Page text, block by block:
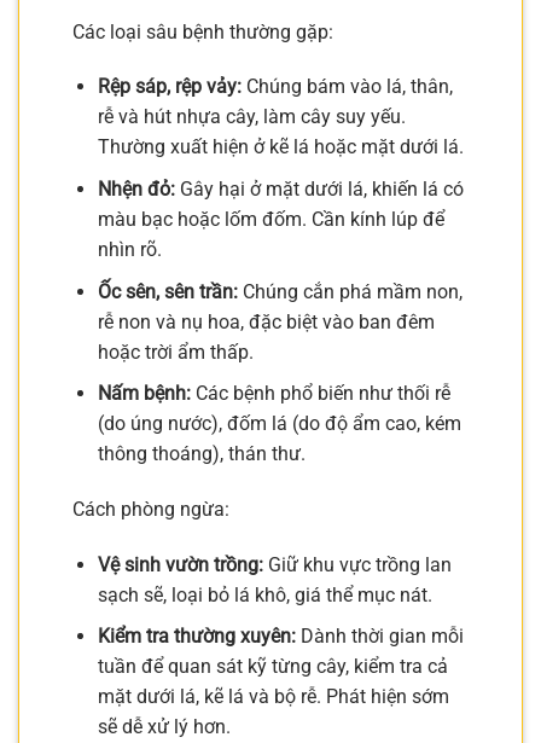
Các loại sâu bệnh thường gặp:
Rệp sáp, rệp vảy:Chúng bám vào lá, thân,
rễ và hút nhựa cây, làm cây suy yếu.
Thường xuất hiện ở kẽ lá hoặc mặt dưới lá.
Nhện đỏ:Gây hại ở mặt dưới lá, khiến lá có
màu bạc hoặc lốm đốm. Cần kính lúp để
nhìn rõ.
Ốc sên, sên trần:Chúng cắn phá mầm non,
rễ non và nụ hoa, đặc biệt vào ban đêm
hoặc trời ẩm thấp.
Nấm bệnh:Các bệnh phổ biến như thối rễ
(do úng nước), đốm lá (do độ ẩm cao, kém
thông thoáng), thán thư.
Cách phòng ngừa:
Vệ sinh vườn trồng:Giữ khu vực trồng lan
sạch sẽ, loại bỏ lá khô, giá thể mục nát.
Kiểm tra thường xuyên:Dành thời gian mỗi
tuần để quan sát kỹ từng cây, kiểm tra cả
mặt dưới lá, kẽ lá và bộ rễ. Phát hiện sớm
sẽ dễ xử lý hơn.